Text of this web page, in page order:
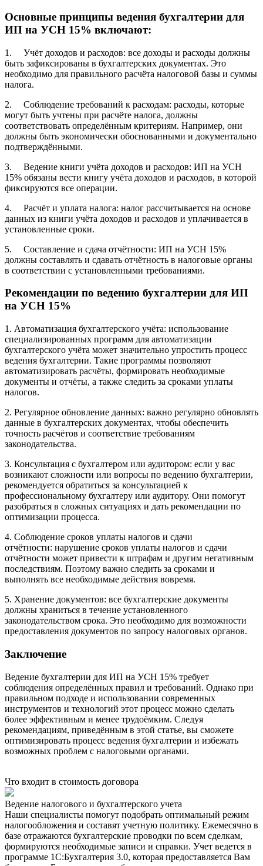
Основные принципы ведения бухгалтерии для
ИП на УСН 15% включают:
1. Учёт доходов и расходов: все доходы и расходы должны
быть зафиксированы в бухгалтерских документах. Это
необходимо для правильного расчёта налоговой базы и суммы
налога.
2. Соблюдение требований к расходам: расходы, которые
могут быть учтены при расчёте налога, должны
соответствовать определённым критериям. Например, они
должны быть экономически обоснованными и документально
подтверждёнными.
3. Ведение книги учёта доходов и расходов: ИП на УСН
15% обязаны вести книгу учёта доходов и расходов, в которой
фиксируются все операции.
4. Расчёт и уплата налога: налог рассчитывается на основе
данных из книги учёта доходов и расходов и уплачивается в
установленные сроки.
5. Составление и сдача отчётности: ИП на УСН 15%
должны составлять и сдавать отчётность в налоговые органы
в соответствии с установленными требованиями.
Рекомендации по ведению бухгалтерии для ИП
на УСН 15%
1. Автоматизация бухгалтерского учёта: использование
специализированных программ для автоматизации
бухгалтерского учёта может значительно упростить процесс
ведения бухгалтерии. Такие программы позволяют
автоматизировать расчёты, формировать необходимые
документы и отчёты, а также следить за сроками уплаты
налогов.
2. Регулярное обновление данных: важно регулярно обновлять
данные в бухгалтерских документах, чтобы обеспечить
точность расчётов и соответствие требованиям
законодательства.
3. Консультация с бухгалтером или аудитором: если у вас
возникают сложности или вопросы по ведению бухгалтерии,
рекомендуется обратиться за консультацией к
профессиональному бухгалтеру или аудитору. Они помогут
разобраться в сложных ситуациях и дать рекомендации по
оптимизации процесса.
4. Соблюдение сроков уплаты налогов и сдачи
отчётности: нарушение сроков уплаты налогов и сдачи
отчётности может привести к штрафам и другим негативным
последствиям. Поэтому важно следить за сроками и
выполнять все необходимые действия вовремя.
5. Хранение документов: все бухгалтерские документы
должны храниться в течение установленного
законодательством срока. Это необходимо для возможности
предоставления документов по запросу налоговых органов.
Заключение
Ведение бухгалтерии для ИП на УСН 15% требует
соблюдения определённых правил и требований. Однако при
правильном подходе и использовании современных
инструментов и технологий этот процесс можно сделать
более эффективным и менее трудоёмким. Следуя
рекомендациям, приведённым в этой статье, вы сможете
оптимизировать процесс ведения бухгалтерии и избежать
возможных проблем с налоговыми органами.
Что входит в стоимость договора
Ведение налогового и бухгалтерского учета
Наши специалисты помогут подобрать оптимальный режим
налогообложения и составят учетную политику. Ежемесячно в
базе отражаются бухгалтерские проводки по всем сделкам,
формируются необходимые записи и справки. Учет ведется в
программе 1С:Бухгалтерия 3.0, которая предоставляется Вам